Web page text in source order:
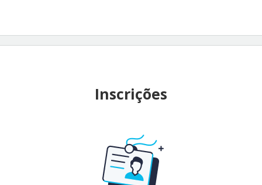
Inscrições